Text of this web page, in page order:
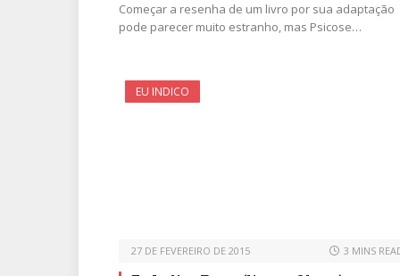
Começar a resenha de um livro por sua adaptação
pode parecer muito estranho, mas Psicose…
EU INDICO
27 DE FEVEREIRO DE 2015 3 MINS